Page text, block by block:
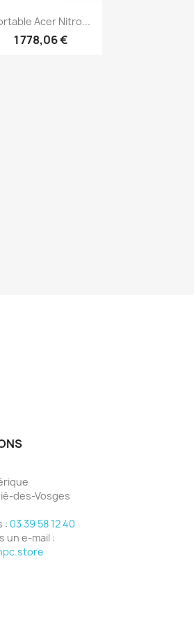
Aperçu rapide
Acer Nitro...
1 778,06 €
des-Vosges
: 03 39 58 12 40
un e-mail :